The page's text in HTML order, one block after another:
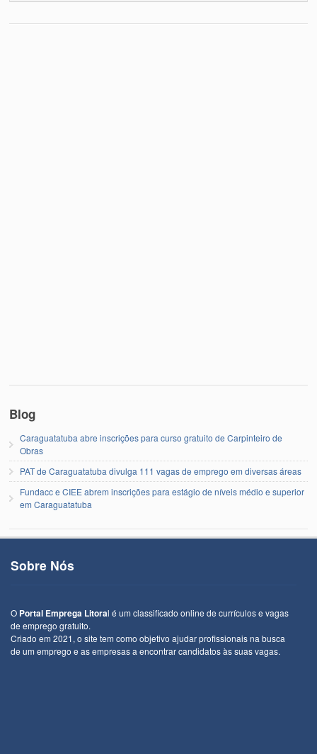
Blog
Caraguatatuba abre inscrições para curso gratuito de Carpinteiro de
Obras
PAT de Caraguatatuba divulga 111 vagas de emprego em diversas áreas
Fundacc e CIEE abrem inscrições para estágio de níveis médio e superior
em Caraguatatuba
Sobre Nós
O Portal Emprega Litoral é um classificado online de currículos e vagas
de emprego gratuito.
Criado em 2021, o site tem como objetivo ajudar profissionais na busca
de um emprego e as empresas a encontrar candidatos às suas vagas.